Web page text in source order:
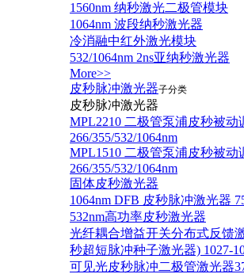
1560nm 纳秒激光二极管模块
1064nm 波段纳秒激光器
冷消融中红外激光模块
532/1064nm 2ns亚纳秒激光器
More>>
皮秒脉冲激光器子分类
皮秒脉冲激光器
​MPL2210 二极管泵浦皮秒被动
266/355/532/1064nm
MPL1510 二极管泵浦皮秒被动
266/355/532/1064nm
固体皮秒激光器
1064nm DFB 皮秒脉冲激光器
532nm高功率皮秒激光器
光纤耦合增益开关分布式反馈
秒超短脉冲种子激光器) 1027-
可见光皮秒脉冲二极管激光器